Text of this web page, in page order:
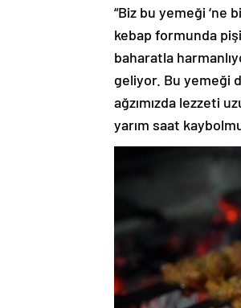
“Biz bu yemeği ‘ne
kebap formunda
baharatla
geliyor. Bu yemeği
ağzımızda lezzeti
yarım saat